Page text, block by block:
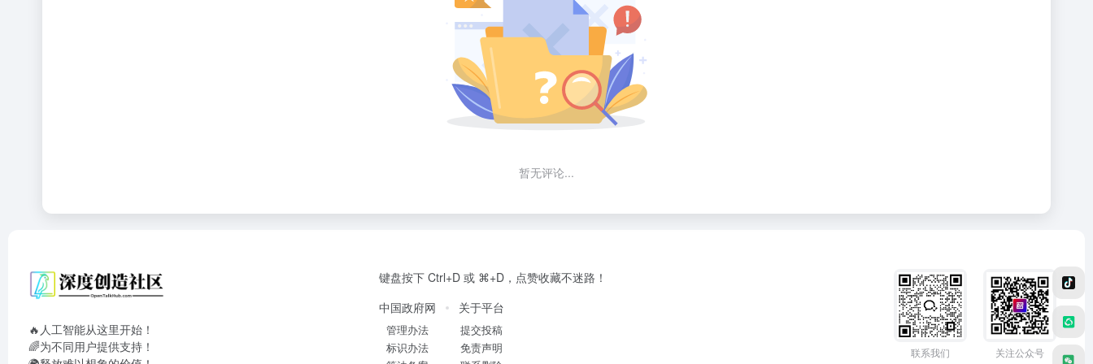
暂无评论...
🔥人工智能从这里开始！
🌈为不同用户提供支持！
键盘按下 Ctrl+D 或 ⌘+D，点赞收藏不迷路！
中国政府网
管理办法
标识办法
关于平台
提交投稿
免责声明
联系我们 关注公众号